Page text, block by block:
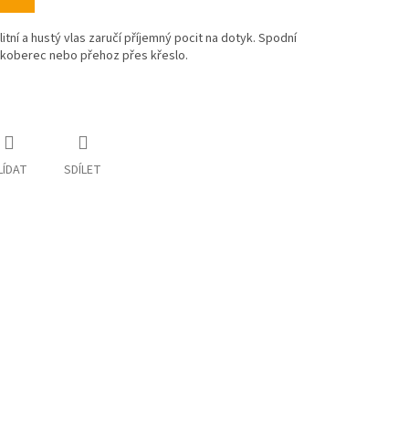
a hustý vlas zaručí příjemný pocit na dotyk. Spodní
nebo přehoz přes křeslo.
SDÍLET